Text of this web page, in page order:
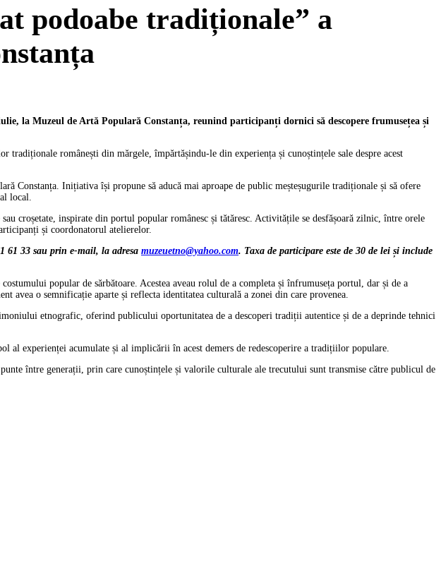
podoabe tradiționale” a
la Muzeul de Artă Populară Constanța, reunind participanți dornici să descopere frumusețea și
românești din mărgele, împărtășindu-le din experiența și cunoștințele sale despre acest
Constanța. Inițiativa își propune să aducă mai aproape de public meșteșugurile tradiționale și să ofere
local.
croșetate, inspirate din portul popular românesc și tătăresc. Activitățile se desfășoară zilnic, între orele
și coordonatorul atelierelor.
61 33 sau prin e-mail, la adresa muzeuetno@yahoo.com. Taxa de participare este de 30 de lei și include
popular de sărbătoare. Acestea aveau rolul de a completa și înfrumuseța portul, dar și de a
avea o semnificație aparte și reflecta identitatea culturală a zonei din care provenea.
etnografic, oferind publicului oportunitatea de a descoperi tradiții autentice și de a deprinde tehnici
experienței acumulate și al implicării în acest demers de redescoperire a tradițiilor populare.
între generații, prin care cunoștințele și valorile culturale ale trecutului sunt transmise către publicul de